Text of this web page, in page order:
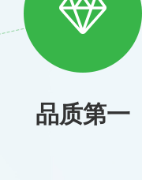
品质第一